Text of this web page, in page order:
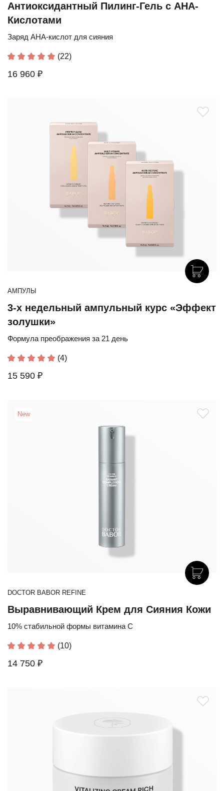
Антиоксидантный Пилинг-Гель с АНА-
Кислотами
Заряд AHA-кислот для сияния
(22)
16 960 ₽
АМПУЛЫ
3-х недельный ампульный курс «Эффект
золушки»
Формула преображения за 21 день
(4)
15 590 ₽
New
DOCTOR BABOR REFINE
Выравнивающий Крем для Сияния Кожи
10% стабильной формы витамина С
(10)
14 750 ₽